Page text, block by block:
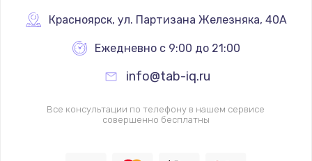
Красноярск, ул. Партизана Железняка, 40А
Ежедневно с 9:00 до 21:00
info@tab-iq.ru
Все консультации по телефону в нашем сервисе
совершенно бесплатны